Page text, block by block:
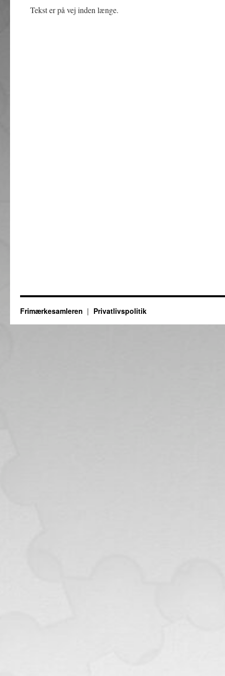
Tekst er på vej inden længe.
Frimærkesamleren Privatlivspolitik